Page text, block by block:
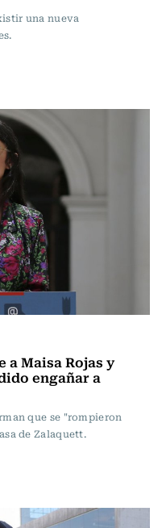
una nueva
Maisa Rojas y
engañar a
que se "rompieron
de Zalaquett.